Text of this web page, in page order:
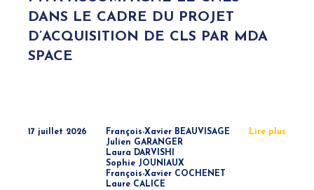
DANS LE CADRE DU PROJET
D’ACQUISITION DE CLS PAR MDA
SPACE
17 juillet 2026
François-Xavier BEAUVISAGE
Julien GARANGER
Laura DARVISHI
Sophie JOUNIAUX
François-Xavier COCHENET
Laure CALICE
Lire plus